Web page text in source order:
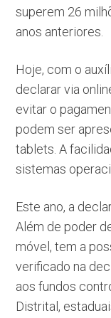
superem 26
anos anteriores.
Hoje, com o
declarar via
evitar o
podem ser
tablets. A
sistemas
Este ano, a
Além de poder
móvel, tem a
verificado na
aos fundos
Distrital,